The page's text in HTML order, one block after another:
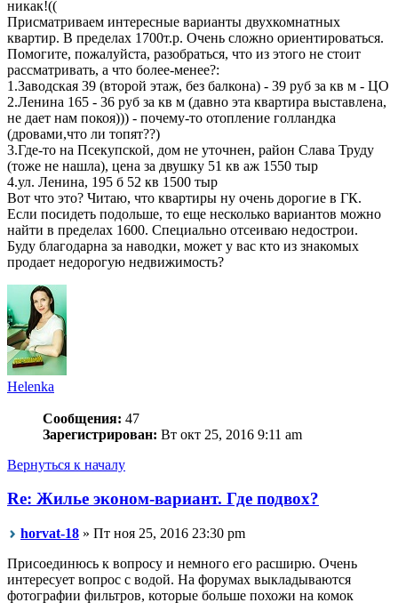
никак!((
Присматриваем интересные варианты двухкомнатных
квартир. В пределах 1700т.р. Очень сложно ориентироваться.
Помогите, пожалуйста, разобраться, что из этого не стоит
рассматривать, а что более-менее?:
1.Заводская 39 (второй этаж, без балкона) - 39 руб за кв м - ЦО
2.Ленина 165 - 36 руб за кв м (давно эта квартира выставлена,
не дает нам покоя))) - почему-то отопление голландка
(дровами,что ли топят??)
3.Где-то на Псекупской, дом не уточнен, район Слава Труду
(тоже не нашла), цена за двушку 51 кв аж 1550 тыр
4.ул. Ленина, 195 б 52 кв 1500 тыр
Вот что это? Читаю, что квартиры ну очень дорогие в ГК.
Если посидеть подольше, то еще несколько вариантов можно
найти в пределах 1600. Специально отсеиваю недострои.
Буду благодарна за наводки, может у вас кто из знакомых
продает недорогую недвижимость?
Helenka
Сообщения: 47
Зарегистрирован: Вт окт 25, 2016 9:11 am
Вернуться к началу
Re: Жилье эконом-вариант. Где подвох?
horvat-18 » Пт ноя 25, 2016 23:30 pm
Присоединюсь к вопросу и немного его расширю. Очень
интересует вопрос с водой. На форумах выкладываются
фотографии фильтров, которые больше похожи на комок